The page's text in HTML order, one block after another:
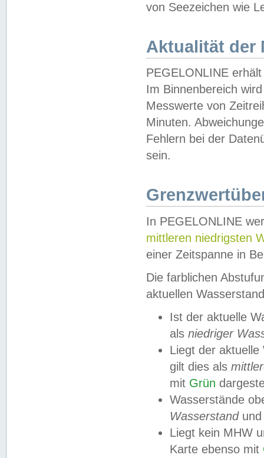
von Seezeichen wie
Aktualität der
PEGELONLINE
Im Binnenbereich
Messwerte von
Minuten.
Fehlern bei der
sein.
In PEGELONLINE
mittleren niedrigsten
einer Zeitspanne in
Die farblichen
aktuellen
Ist der aktuelle
als niedriger
Liegt der
gilt dies als
mit Grün
Wasserstände
Wasserstandund
Liegt kein MHW
Karte ebenso mit